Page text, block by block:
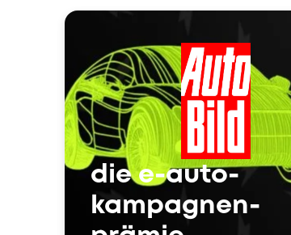
die e-auto-
kampagnen-